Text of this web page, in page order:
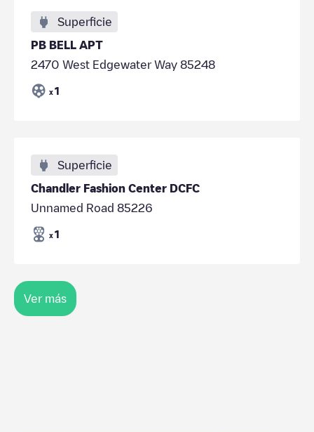
Superficie
PB BELL APT
2470 West Edgewater Way 85248
x 1
Superficie
Chandler Fashion Center DCFC
Unnamed Road 85226
x 1
Ver más